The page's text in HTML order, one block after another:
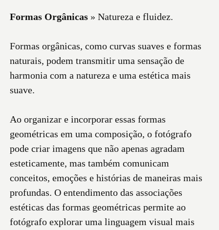
Formas Orgânicas » Natureza e fluidez.
Formas orgânicas, como curvas suaves e formas
naturais, podem transmitir uma sensação de
harmonia com a natureza e uma estética mais
suave.
Ao organizar e incorporar essas formas
geométricas em uma composição, o fotógrafo
pode criar imagens que não apenas agradam
esteticamente, mas também comunicam
conceitos, emoções e histórias de maneiras mais
profundas. O entendimento das associações
estéticas das formas geométricas permite ao
fotógrafo explorar uma linguagem visual mais